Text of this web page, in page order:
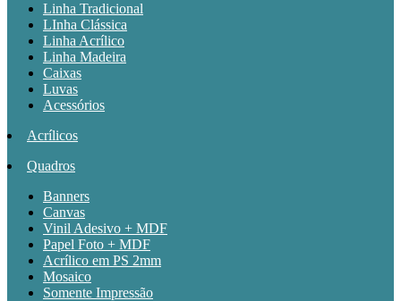
Linha Tradicional
LInha Clássica
Linha Acrílico
Linha Madeira
Caixas
Luvas
Acessórios
Acrílicos
Quadros
Banners
Canvas
Vinil Adesivo + MDF
Papel Foto + MDF
Acrílico em PS 2mm
Mosaico
Somente Impressão